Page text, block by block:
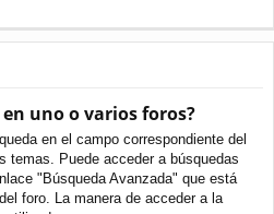
uno o varios foros?
en el campo correspondiente del
temas. Puede acceder a búsquedas
"Búsqueda Avanzada" que está
foro. La manera de acceder a la